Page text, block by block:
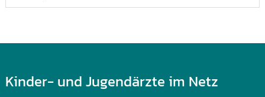
Kinder- und Jugendärzte im Netz